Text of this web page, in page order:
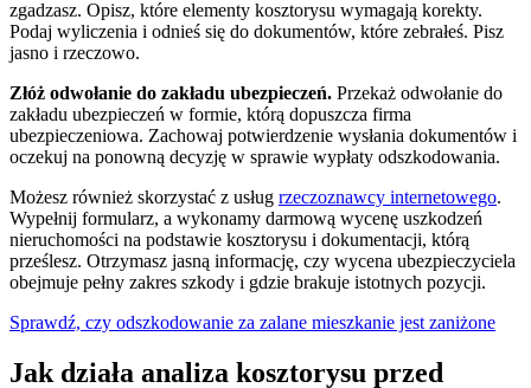
zgadzasz. Opisz, które elementy kosztorysu wymagają korekty.
Podaj wyliczenia i odnieś się do dokumentów, które zebrałeś. Pisz
jasno i rzeczowo.
Złóż odwołanie do zakładu ubezpieczeń. Przekaż odwołanie do
zakładu ubezpieczeń w formie, którą dopuszcza firma
ubezpieczeniowa. Zachowaj potwierdzenie wysłania dokumentów i
oczekuj na ponowną decyzję w sprawie wypłaty odszkodowania.
Możesz również skorzystać z usług rzeczoznawcy internetowego.
Wypełnij formularz, a wykonamy darmową wycenę uszkodzeń
nieruchomości na podstawie kosztorysu i dokumentacji, którą
prześlesz. Otrzymasz jasną informację, czy wycena ubezpieczyciela
obejmuje pełny zakres szkody i gdzie brakuje istotnych pozycji.
Sprawdź, czy odszkodowanie za zalane mieszkanie jest zaniżone
Jak działa analiza kosztorysu przed